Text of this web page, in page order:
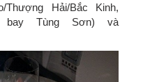
Thượng Hải/Bắc Kinh,
Tùng Sơn) và